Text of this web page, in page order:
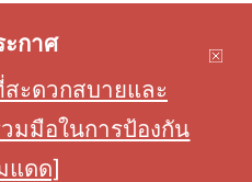
ะกาศ
สะดวกสบายและ
มมือในการป้องกัน
แดด]